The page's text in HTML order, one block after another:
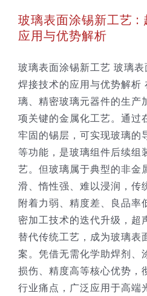
玻璃表面涂锡新工艺 :
应用与优势解析
玻璃表面涂锡新工艺 玻璃
焊接技术的应用与优势解析
璃、精密玻璃元器件的生产
项关键的金属化工艺。通过
牢固的锡层，可实现玻璃的
等功能，是玻璃组件后续组
艺。但玻璃属于典型的非金
滑、惰性强、难以浸润，传
附着力弱、精度差、良品率
密加工技术的迭代升级，超
替代传统工艺，成为玻璃表
案。凭借无需化学助焊剂、
损伤、精度高等核心优势，
行业痛点，广泛应用于高端